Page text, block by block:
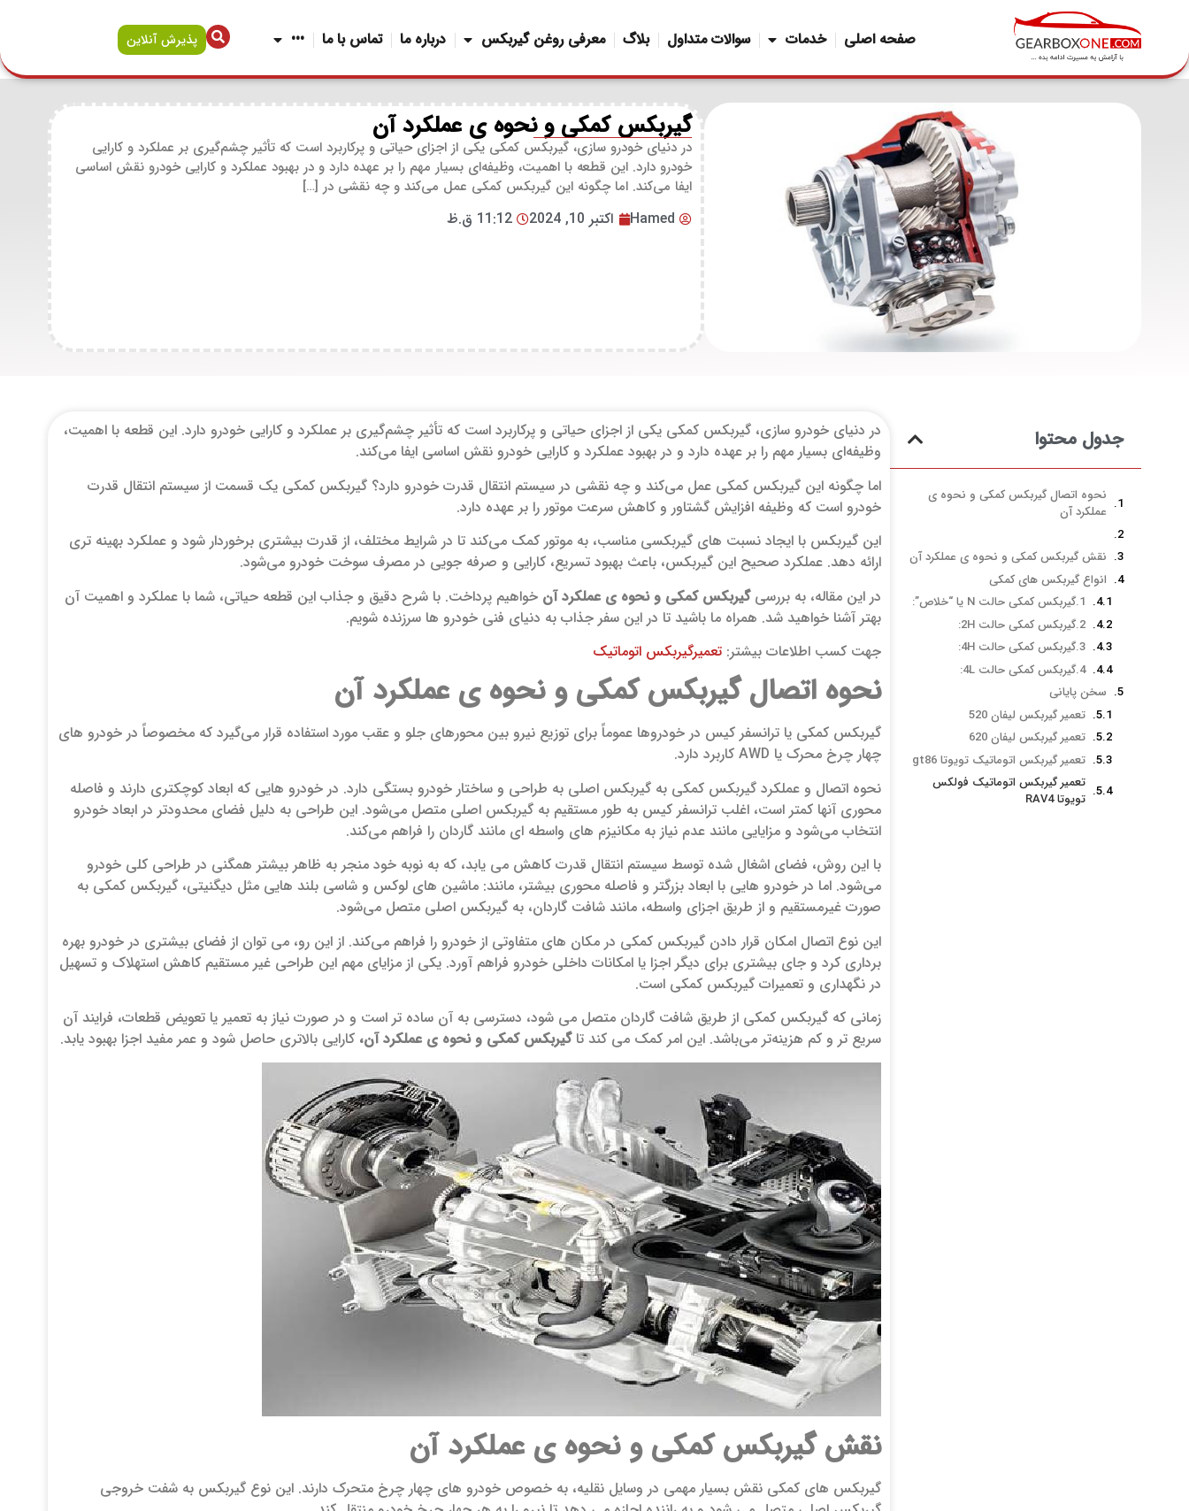
صفحه اصلی خدمات سوالات متداول بلاگ معرفی روغن گیربکس درباره ما تماس با ما ••• پذیرش آنلاین
گیربکس کمکی و نحوه ی عملکرد آن
در دنیای خودرو سازی، گیربکس کمکی یکی از اجزای حیاتی و پرکاربرد است که تأثیر چشم‌گیری بر عملکرد و کارایی
خودرو دارد. این قطعه با اهمیت، وظیفه‌ای بسیار مهم را بر عهده دارد و در بهبود عملکرد و کارایی خودرو نقش اساسی
ایفا می‌کند. اما چگونه این گیربکس کمکی عمل می‌کند و چه نقشی در […]
Hamed اکتبر 10, 2024 11:12 ق.ظ
جدول محتوا
نحوه اتصال گیربکس کمکی و نحوه ی
عملکرد آن
نقش گیربکس کمکی و نحوه ی عملکرد آن
انواع گیربکس های کمکی
1.گیربکس کمکی حالت N یا “خلاص”:
2.گیربکس کمکی حالت 2H:
3.گیربکس کمکی حالت 4H:
4.گیربکس کمکی حالت 4L:
سخن پایانی
تعمیر گیربکس لیفان 520
تعمیر گیربکس لیفان 620
تعمیر گیربکس اتوماتیک تویوتا gt86
تعمیر گیربکس اتوماتیک فولکس
تویوتا RAV4
در دنیای خودرو سازی، گیربکس کمکی یکی از اجزای حیاتی و پرکاربرد است که تأثیر چشم‌گیری بر عملکرد و کارایی خودرو دارد. این قطعه با اهمیت،
وظیفه‌ای بسیار مهم را بر عهده دارد و در بهبود عملکرد و کارایی خودرو نقش اساسی ایفا می‌کند.
اما چگونه این گیربکس کمکی عمل می‌کند و چه نقشی در سیستم انتقال قدرت خودرو دارد؟ گیربکس کمکی یک قسمت از سیستم انتقال قدرت
خودرو است که وظیفه افزایش گشتاور و کاهش سرعت موتور را بر عهده دارد.
این گیربکس با ایجاد نسبت‌ های گیربکسی مناسب، به موتور کمک می‌کند تا در شرایط مختلف، از قدرت بیشتری برخوردار شود و عملکرد بهینه‌ تری
ارائه دهد. عملکرد صحیح این گیربکس، باعث بهبود تسریع، کارایی و صرفه‌ جویی در مصرف سوخت خودرو می‌شود.
در این مقاله، به بررسیگیربکس کمکی و نحوه ی عملکرد آن خواهیم پرداخت. با شرح دقیق و جذاب این قطعه حیاتی، شما با عملکرد و اهمیت آن
بهتر آشنا خواهید شد. همراه ما باشید تا در این سفر جذاب به دنیای فنی خودرو ها سرزنده شویم.
جهت کسب اطلاعات بیشتر:تعمیرگیربکس اتوماتیک
نحوه اتصالگیربکس کمکی و نحوه ی عملکرد آن
گیربکس کمکی یا ترانسفر کیس در خودروها عموماً برای توزیع نیرو بین محورهای جلو و عقب مورد استفاده قرار می‌گیرد که مخصوصاً در خودرو های
چهار چرخ محرک یا AWD کاربرد دارد.
نحوه اتصال و عملکرد گیربکس کمکی به گیربکس اصلی به طراحی و ساختار خودرو بستگی دارد. در خودرو هایی که ابعاد کوچکتری دارند و فاصله
محوری آنها کمتر است، اغلب ترانسفر کیس به طور مستقیم به گیربکس اصلی متصل می‌شود. این طراحی به دلیل فضای محدودتر در ابعاد خودرو
انتخاب می‌شود و مزایایی مانند عدم نیاز به مکانیزم‌ های واسطه‌ ای مانند گاردان را فراهم می‌کند.
با این روش، فضای اشغال‌ شده توسط سیستم انتقال قدرت کاهش می‌ یابد، که به نوبه خود منجر به ظاهر بیشتر همگنی در طراحی کلی خودرو
می‌شود. اما در خودرو هایی با ابعاد بزرگتر و فاصله محوری بیشتر، مانند: ماشین‌ های لوکس و شاسی‌ بلند هایی مثل دیگنیتی، گیربکس کمکی به‌
صورت غیرمستقیم و از طریق اجزای واسطه، مانند شافت گاردان، به گیربکس اصلی متصل می‌شود.
این نوع اتصال امکان قرار دادن گیربکس کمکی در مکان‌ های متفاوتی از خودرو را فراهم می‌کند. از این رو، می‌ توان از فضای بیشتری در خودرو بهره‌
برداری کرد و جای بیشتری برای دیگر اجزا یا امکانات داخلی خودرو فراهم آورد. یکی از مزایای مهم این طراحی غیر مستقیم کاهش استهلاک و تسهیل
در نگهداری و تعمیرات گیربکس کمکی است.
زمانی که گیربکس کمکی از طریق شافت گاردان متصل می‌ شود، دسترسی به آن ساده‌ تر است و در صورت نیاز به تعمیر یا تعویض قطعات، فرایند آن
سریع تر و کم‌ هزینه‌تر می‌باشد. این امر کمک می‌ کند تا گیربکس کمکی و نحوه ی عملکرد آن، کارایی بالاتری حاصل شود و عمر مفید اجزا بهبود یابد.
نقشگیربکس کمکی و نحوه ی عملکرد آن
گیربکس‌ های کمکی نقش بسیار مهمی در وسایل نقلیه، به‌ خصوص خودرو های چهار چرخ‌ متحرک دارند. این نوع گیربکس به شفت خروجی